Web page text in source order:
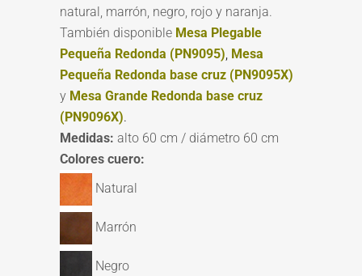
natural, marrón, negro, rojo y naranja.
También disponible Mesa Plegable
Pequeña Redonda (PN9095), Mesa
Pequeña Redonda base cruz (PN9095X)
y Mesa Grande Redonda base cruz
(PN9096X).
Medidas: alto 60 cm / diámetro 60 cm
Colores cuero:
Natural
Marrón
Negro